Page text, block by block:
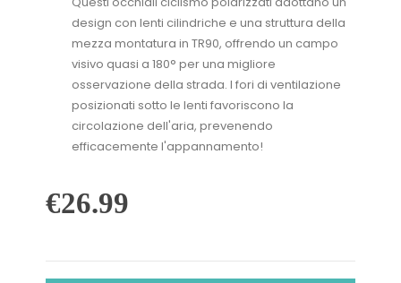
design con lenti cilindriche e una struttura della
mezza montatura in TR90, offrendo un campo
visivo quasi a 180° per una migliore
osservazione della strada. I fori di ventilazione
posizionati sotto le lenti favoriscono la
circolazione dell'aria, prevenendo
efficacemente l'appannamento!
€26.99